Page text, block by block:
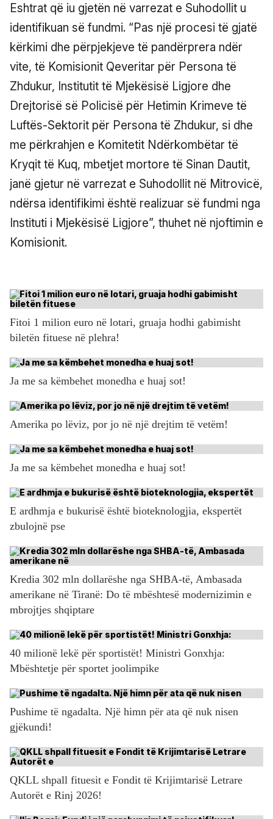
Eshtrat që iu gjetën në varrezat e Suhodollit u
identifikuan së fundmi. “Pas një procesi të gjatë
kërkimi dhe përpjekjeve të pandërprera ndër
vite, të Komisionit Qeveritar për Persona të
Zhdukur, Institutit të Mjekësisë Ligjore dhe
Drejtorisë së Policisë për Hetimin Krimeve të
Luftës-Sektorit për Persona të Zhdukur, si dhe
me përkrahjen e Komitetit Ndërkombëtar të
Kryqit të Kuq, mbetjet mortore të Sinan Dautit,
janë gjetur në varrezat e Suhodollit në Mitrovicë,
ndërsa identifikimi është realizuar së fundmi nga
Instituti i Mjekësisë Ligjore”, thuhet në njoftimin e
Komisionit.
Fitoi 1 milion euro në lotari, gruaja hodhi gabimisht
biletën fituese në plehra!
Ja me sa këmbehet monedha e huaj sot!
Amerika po lëviz, por jo në një drejtim të vetëm!
Ja me sa këmbehet monedha e huaj sot!
E ardhmja e bukurisë është bioteknologjia, ekspertët
zbulojnë pse
Kredia 302 mln dollarëshe nga SHBA-të, Ambasada
amerikane në Tiranë: Do të mbështesë modernizimin e
mbrojtjes shqiptare
40 milionë lekë për sportistët! Ministri Gonxhja:
Mbështetje për sportet joolimpike
Pushime të ngadalta. Një himn për ata që nuk nisen
gjëkundi!
QKLL shpall fituesit e Fondit të Krijimtarisë Letrare
Autorët e Rinj 2026!